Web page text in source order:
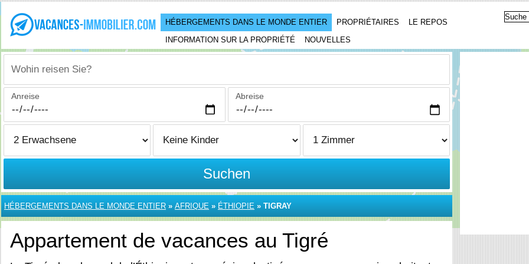
HÉBERGEMENTS DANS LE MONDE ENTIER PROPRIÉTAIRES
LE REPOS
INFORMATION SUR LA PROPRIÉTÉ
NOUVELLES
Wohin reisen Sie?
Anreise Abreise
Suchen
HÉBERGEMENTS DANS LE MONDE ENTIER » AFRIQUE » ÉTHIOPIE » TIGRAY
Appartement de vacances au Tigré